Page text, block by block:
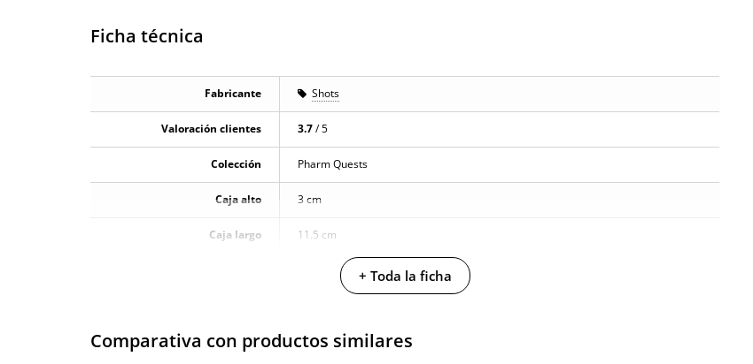
Ficha técnica
Fabricante Shots
Valoración clientes 3.7/ 5
Colección Pharm Quests
Caja alto 3 cm
Caja largo 11.5 cm
Cantidad 50 ml
+ Toda la ficha
Comparativa con productos similares